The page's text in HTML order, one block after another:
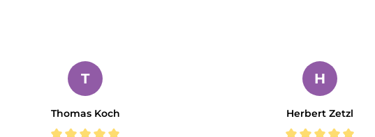
T
Thomas Koch
H
Herbert Zetzl